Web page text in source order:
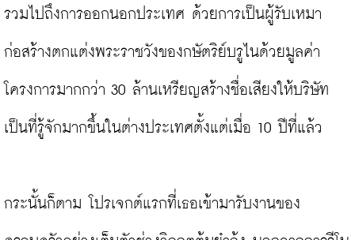
รวมไปถึงการออกนอกประเทศ ด้วยการเป็นผู้รับเหมา
ก่อสร้างตกแต่งพระราชวังของกษัตริย์บรูไนด้วยมูลค่า
โครงการมากกว่า 30 ล้านเหรียญสร้างชื่อเสียงให้บริษัท
เป็นที่รู้จักมากขึ้นในต่างประเทศตั้งแต่เมื่อ 10 ปีที่แล้ว
กระนั้นก็ตาม โปรเจกต์แรกที่เธอเข้ามารับงานของ